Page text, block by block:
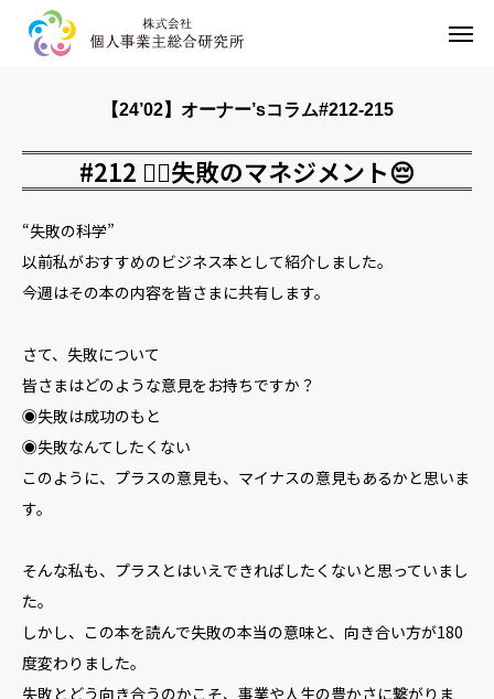
【24’02】オーナー’sコラム#212-215
#212 💁‍♂️失敗のマネジメント😔
“失敗の科学”
以前私がおすすめのビジネス本として紹介しました。
今週はその本の内容を皆さまに共有します。
さて、失敗について
皆さまはどのような意見をお持ちですか？
◉失敗は成功のもと
◉失敗なんてしたくない
このように、プラスの意見も、マイナスの意見もあるかと思いま
す。
そんな私も、プラスとはいえできればしたくないと思っていまし
た。
しかし、この本を読んで失敗の本当の意味と、向き合い方が180
度変わりました。
失敗とどう向き合うのかこそ、事業や人生の豊かさに繋がりま
事業内容
お問い合わせ